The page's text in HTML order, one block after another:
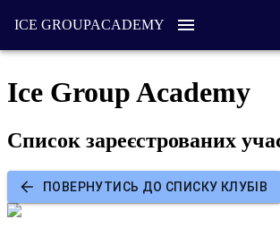
ICE GROUPACADEMY
Ice Group Academy
Список зареєстрованих
ПОВЕРНУТИСЬ ДО СПИСКУ КЛУБІВ